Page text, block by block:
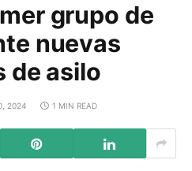
grupo de
nuevas
de asilo
2024 1 MIN READ